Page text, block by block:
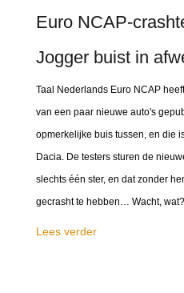
Euro NCAP-
Jogger buist in
Taal Nederlands Euro NCAP
van een paar nieuwe auto's
opmerkelijke buis tussen, en die
Dacia. De testers sturen de
slechts één ster, en dat zonder
gecrasht te hebben… Wacht, wat?
Lees verder